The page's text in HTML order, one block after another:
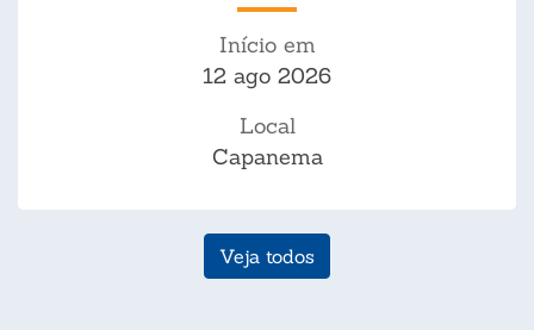
Início em
12 ago 2026
Local
Capanema
Veja todos